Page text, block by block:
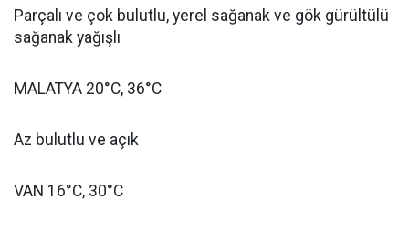
Parçalı ve çok bulutlu, yerel sağanak ve gök gürültülü
sağanak yağışlı
MALATYA 20°C, 36°C
Az bulutlu ve açık
VAN 16°C, 30°C